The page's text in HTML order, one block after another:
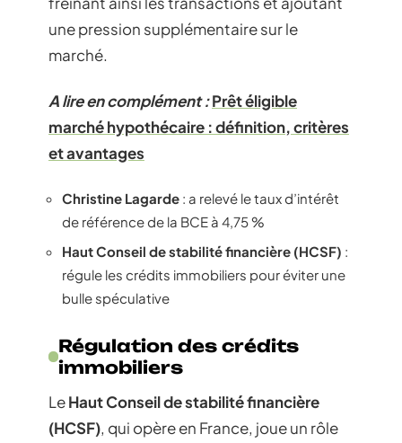
une pression supplémentaire sur le
marché.
A lire en complément :Prêt éligible
marché hypothécaire : définition, critères
et avantages
Christine Lagarde : a relevé le taux d’intérêt
de référence de la BCE à 4,75 %
Haut Conseil de stabilité financière (HCSF) :
régule les crédits immobiliers pour éviter une
bulle spéculative
Régulation des crédits
immobiliers
LeHaut Conseil de stabilité financière
(HCSF), qui opère en France, joue un rôle